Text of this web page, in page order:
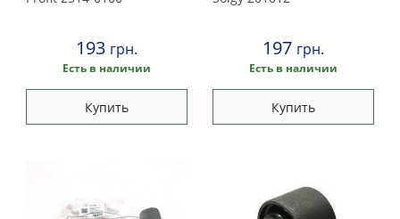
193 грн.
Есть в наличии
Купить
197 грн.
Есть в наличии
Купить